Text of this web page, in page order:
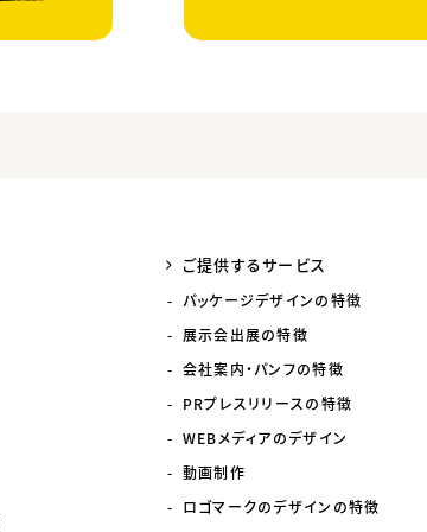
ご提供するサービス
パッケージデザインの特徴
展示会出展の特徴
会社案内・パンフの特徴
PRプレスリリースの特徴
WEBメディアのデザイン
動画制作
ロゴマークのデザインの特徴